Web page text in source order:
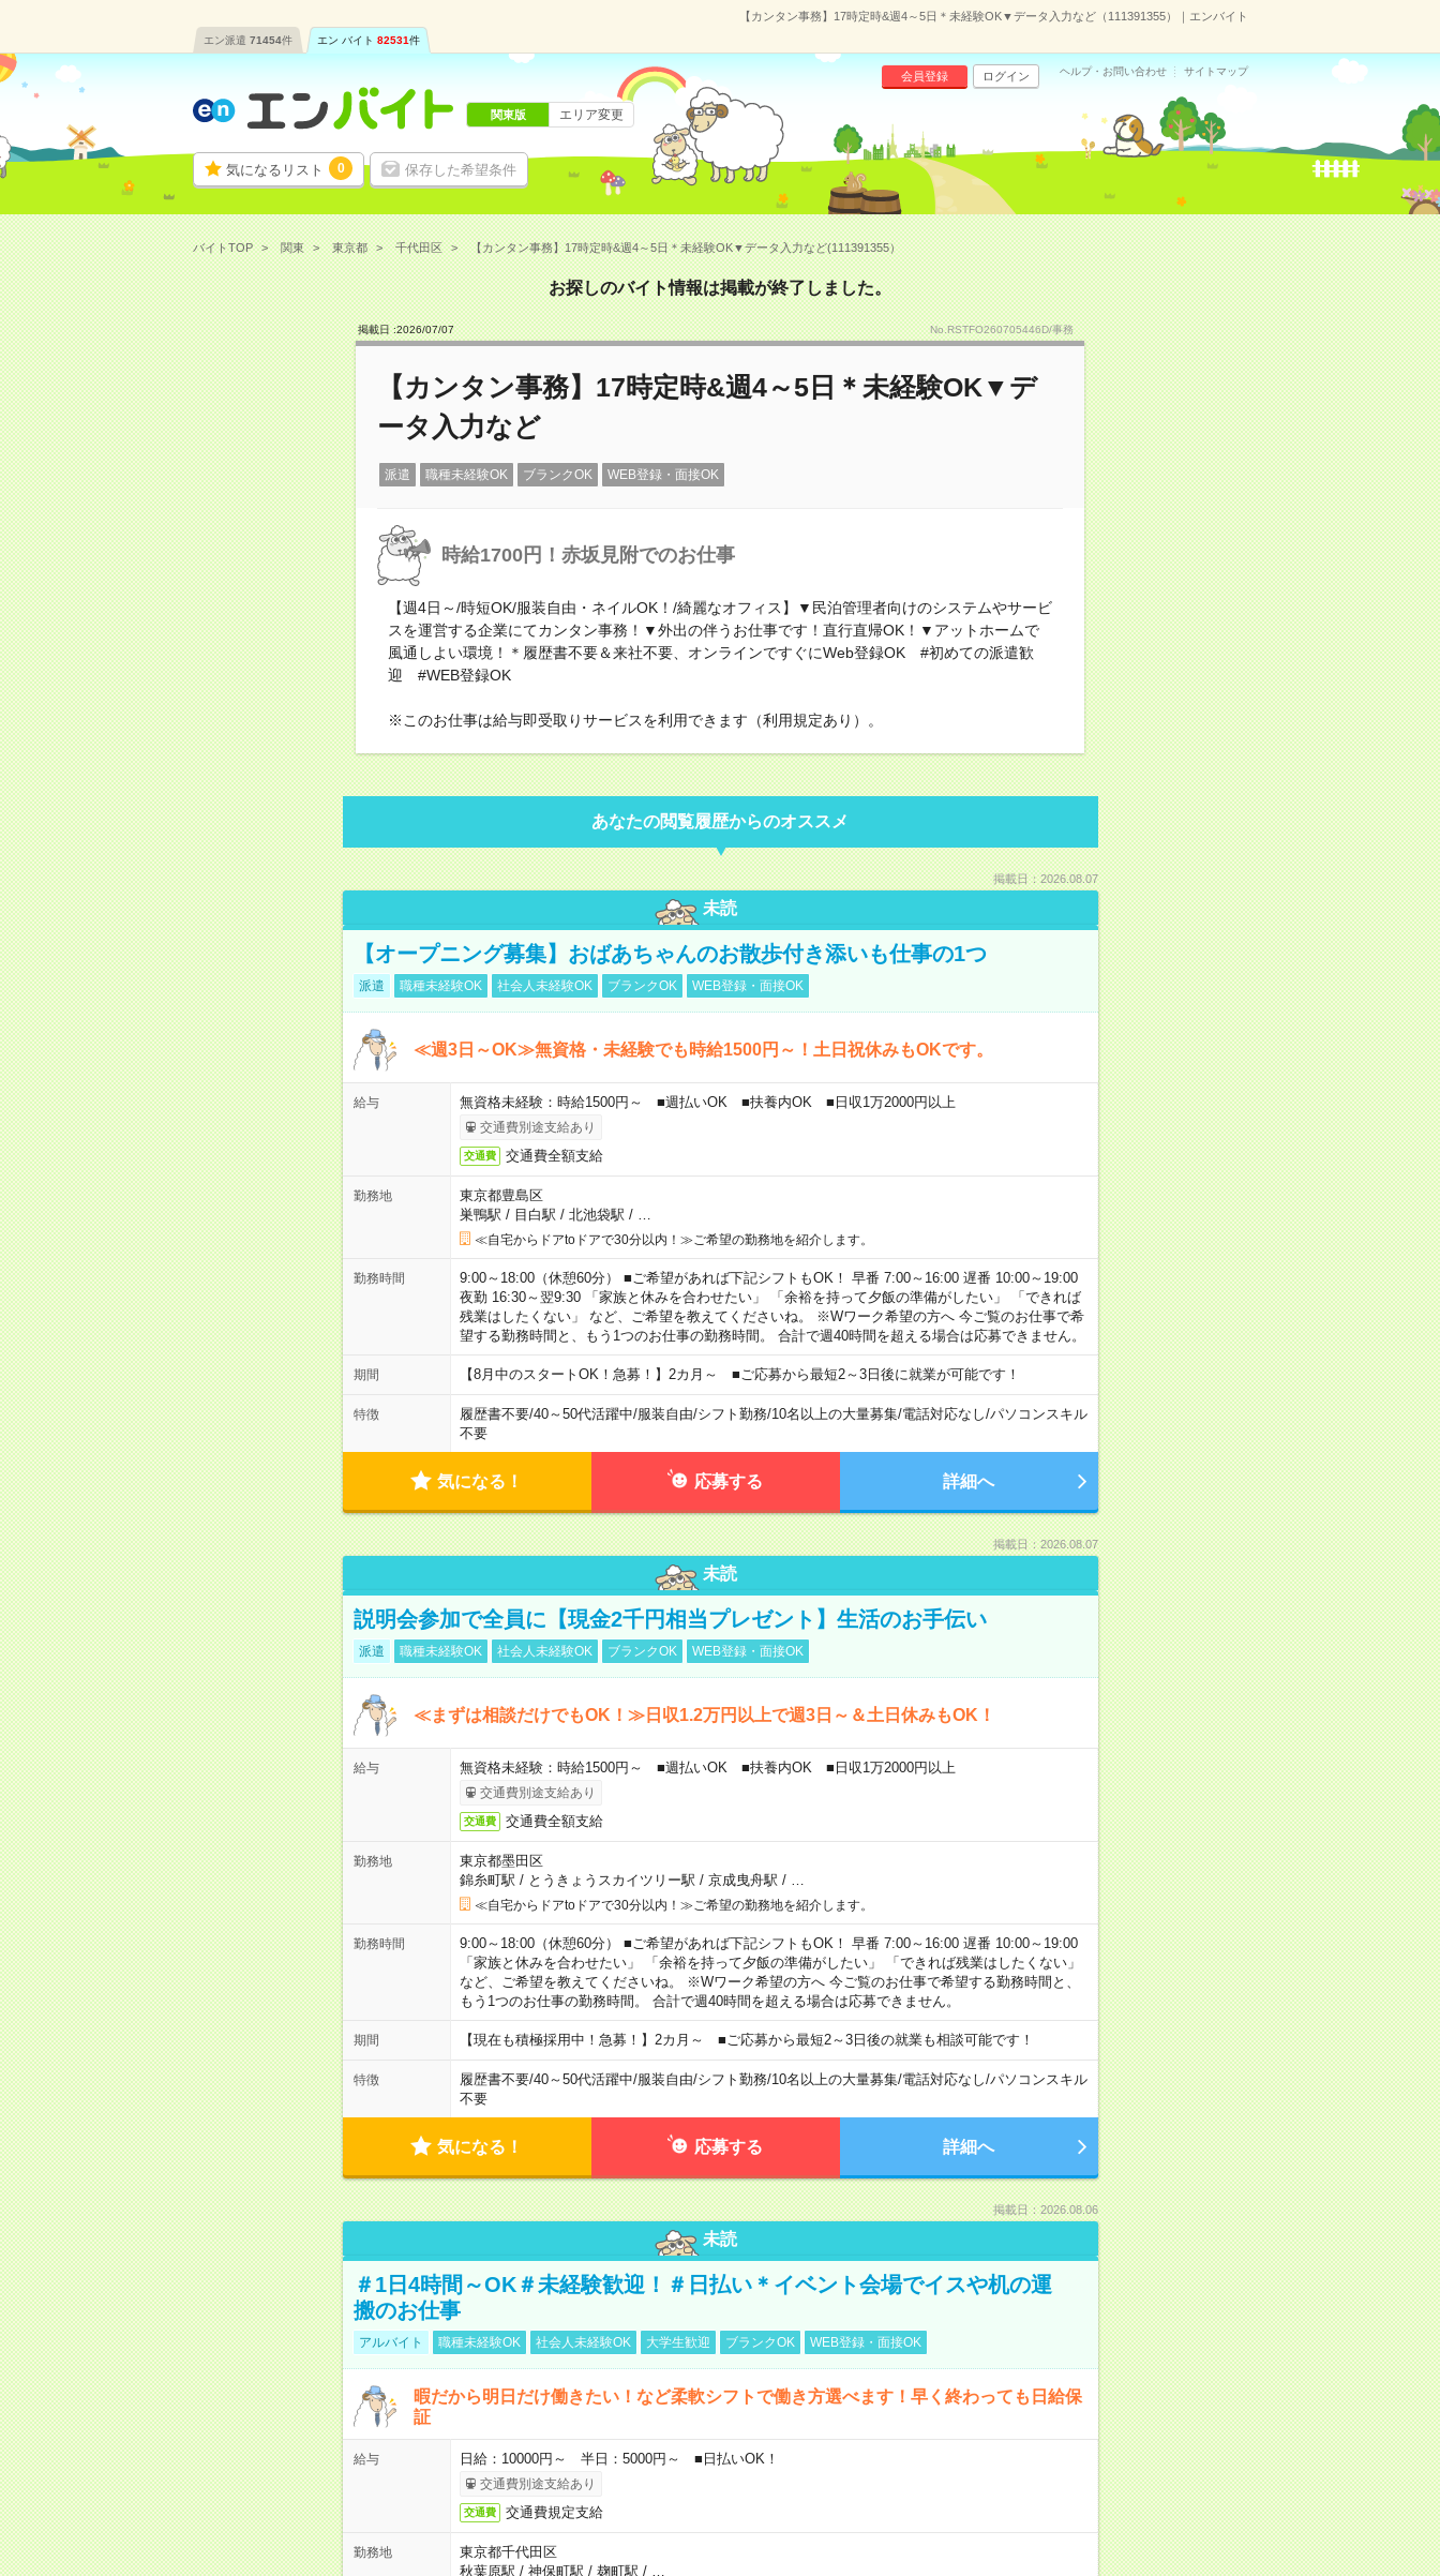
【カンタン事務】17時定時&週4～5日＊未経験OK▼データ入力など（111391355）｜エンバイト
エン派遣 71454件 エン バイト 82531件
気になるリスト 0 保存した希望条件
会員登録 ログイン ヘルプ・お問い合わせ サイトマップ
関東版 エリア変更
バイトTOP 関東 東京都 千代田区 【カンタン事務】17時定時&週4～5日＊未経験OK▼データ入力など(111391355）
お探しのバイト情報は掲載が終了しました。
掲載日 :2026/07/07 No.RSTFO260705446D/事務
【カンタン事務】17時定時&週4～5日＊未経験OK▼デ
ータ入力など
派遣 職種未経験OK ブランクOK WEB登録・面接OK
時給1700円！赤坂見附でのお仕事
【週4日～/時短OK/服装自由・ネイルOK！/綺麗なオフィス】▼民泊管理者向けのシステムやサービ
スを運営する企業にてカンタン事務！▼外出の伴うお仕事です！直行直帰OK！▼アットホームで
風通しよい環境！＊履歴書不要＆来社不要、オンラインですぐにWeb登録OK #初めての派遣歓
迎 #WEB登録OK
※このお仕事は給与即受取りサービスを利用できます（利用規定あり）。
あなたの閲覧履歴からのオススメ
掲載日：2026.08.07
未読
【オープニング募集】おばあちゃんのお散歩付き添いも仕事の1つ
派遣 職種未経験OK 社会人未経験OK ブランクOK WEB登録・面接OK
≪週3日～OK≫無資格・未経験でも時給1500円～！土日祝休みもOKです。
給与 無資格未経験：時給1500円～ ■週払いOK ■扶養内OK ■日収1万2000円以上
交通費別途支給あり
交通費 交通費全額支給
勤務地
東京都豊島区
巣鴨駅 / 目白駅 / 北池袋駅 /
≪自宅からドアtoドアで30分以内！≫ご希望の勤務地を紹介します。
勤務時間
9:00～18:00（休憩60分） ■ご希望があれば下記シフトもOK！ 早番 7:00～16:00 遅番 10:00～19:00
夜勤 16:30～翌9:30 「家族と休みを合わせたい」 「余裕を持って夕飯の準備がしたい」 「できれば
残業はしたくない」 など、ご希望を教えてくださいね。 ※Wワーク希望の方へ 今ご覧のお仕事で希
望する勤務時間と、もう1つのお仕事の勤務時間。 合計で週40時間を超える場合は応募できません。
期間 【8月中のスタートOK！急募！】2カ月～ ■ご応募から最短2～3日後に就業が可能です！
特徴 履歴書不要/40～50代活躍中/服装自由/シフト勤務/10名以上の大量募集/電話対応なし/パソコンスキル
不要
気になる！ 応募する 詳細へ
掲載日：2026.08.07
未読
説明会参加で全員に【現金2千円相当プレゼント】生活のお手伝い
派遣 職種未経験OK 社会人未経験OK ブランクOK WEB登録・面接OK
≪まずは相談だけでもOK！≫日収1.2万円以上で週3日～＆土日休みもOK！
給与 無資格未経験：時給1500円～ ■週払いOK ■扶養内OK ■日収1万2000円以上
交通費別途支給あり
交通費 交通費全額支給
勤務地
東京都墨田区
錦糸町駅 / とうきょうスカイツリー駅 / 京成曳舟駅 /
≪自宅からドアtoドアで30分以内！≫ご希望の勤務地を紹介します。
勤務時間
9:00～18:00（休憩60分） ■ご希望があれば下記シフトもOK！ 早番 7:00～16:00 遅番 10:00～19:00
「家族と休みを合わせたい」 「余裕を持って夕飯の準備がしたい」 「できれば残業はしたくない」
など、ご希望を教えてくださいね。 ※Wワーク希望の方へ 今ご覧のお仕事で希望する勤務時間と、
もう1つのお仕事の勤務時間。 合計で週40時間を超える場合は応募できません。
期間 【現在も積極採用中！急募！】2カ月～ ■ご応募から最短2～3日後の就業も相談可能です！
特徴 履歴書不要/40～50代活躍中/服装自由/シフト勤務/10名以上の大量募集/電話対応なし/パソコンスキル
不要
気になる！ 応募する 詳細へ
掲載日：2026.08.06
未読
＃1日4時間～OK＃未経験歓迎！＃日払い＊イベント会場でイスや机の運
搬のお仕事
アルバイト 職種未経験OK 社会人未経験OK 大学生歓迎 ブランクOK WEB登録・面接OK
暇だから明日だけ働きたい！など柔軟シフトで働き方選べます！早く終わっても日給保
証
給与 日給：10000円～ 半日：5000円～ ■日払いOK！
交通費別途支給あり
交通費 交通費規定支給
勤務地
東京都千代田区
秋葉原駅 / 神保町駅 / 麹町駅 /